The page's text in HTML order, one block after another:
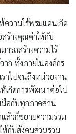
วามไร้พรมแดนเกิด
ร้างคุณค่าให้กับ
รถสร้างความไร้
ก ทั้งภายในองค์กร
าไปจนถึงหน่วยงาน
เกิดการพัฒนาต่อไป
มือกับทุกภาคส่วน
ล้วก็ขยายความร่วม
ห้กับสังคมส่วนรวม